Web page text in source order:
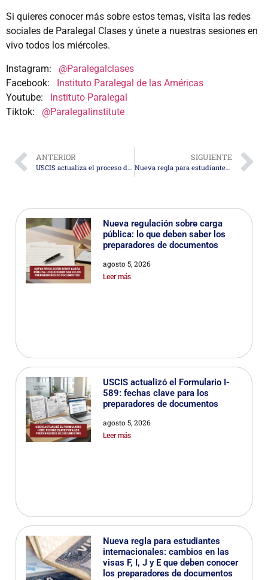
Si quieres conocer más sobre estos temas, visita las redes
sociales de Paralegal Clases y únete a nuestras sesiones en
vivo todos los miércoles.
Instagram: @Paralegalclases
Facebook: Instituto Paralegal de las Américas
Youtube: Instituto Paralegal
Tiktok: @Paralegalinstitute
ANTERIOR
USCIS actualiza el proceso de residencia permanente con nuevas fechas de acción final y advertencias de retrocesos para solicitantes de India, China y Filipinas
SIGUIENTE
Nueva regla para estudiantes internacionales: cambios en las visas F, I, J y E que deben conocer los preparadores de documentos
Nueva regulación sobre carga
pública: lo que deben saber los
preparadores de documentos
agosto 5, 2026
Leer más
USCIS actualizó el Formulario I-
589: fechas clave para los
preparadores de documentos
agosto 5, 2026
Leer más
Nueva regla para estudiantes
internacionales: cambios en las
visas F, I, J y E que deben conocer
los preparadores de documentos